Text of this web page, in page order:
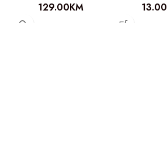
129.00KM
13.00